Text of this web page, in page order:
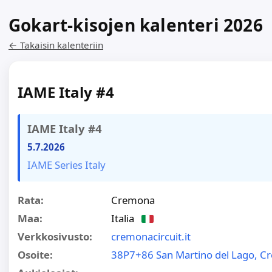
Gokart-kisojen kalenteri 2026
← Takaisin kalenteriin
IAME Italy #4
IAME Italy #4
5.7.2026
IAME Series Italy
Rata:
Cremona
Maa:
Italia
Verkkosivusto:
cremonacircuit.it
Osoite:
38P7+86 San Martino del Lago,